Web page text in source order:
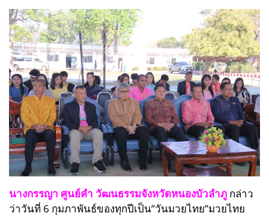
นางกรรญา ศูนย์คำ วัฒนธรรมจังหวัดหนองบัวลำภู กล่าว
ว่าวันที่ 6 กุมภาพันธ์ของทุกปีเป็น”วันมวยไทย”มวยไทย